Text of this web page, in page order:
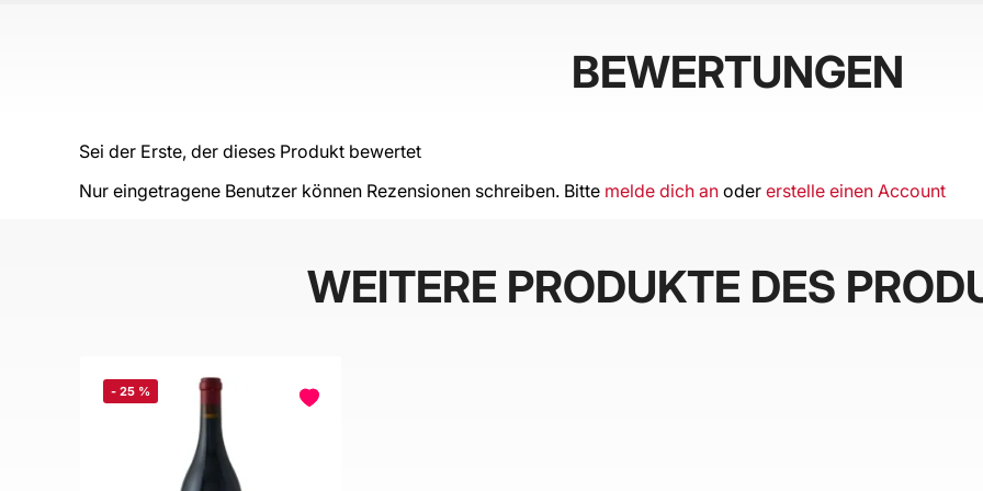
BEWERTUNGEN
Sei der Erste, der dieses Produkt bewertet
Nur eingetragene Benutzer können Rezensionen schreiben. Bitte melde dich an oder erstelle einen Account
WEITERE PRODUKTE DES
- 25 %